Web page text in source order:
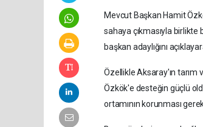
Mevcut Başkan Hamit
sahaya çıkmasıyla birlikte
başkan adaylığını
Özellikle Aksaray'ın tarım
Özkök'e desteğin güçlü
ortamının korunması